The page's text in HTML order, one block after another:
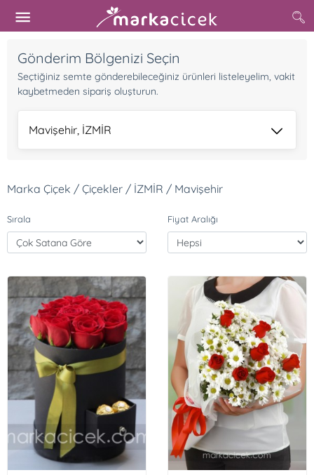
Gönderim Bölgenizi Seçin
Seçtiğiniz semte gönderebileceğiniz ürünleri listeleyelim, vakit
kaybetmeden sipariş oluşturun.
Mavişehir, İZMİR
Marka Çiçek / Çiçekler / İZMİR / Mavişehir
Sırala Fiyat Aralığı